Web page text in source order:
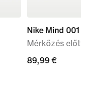
Nike Mind 001
Mérkőzés előtti
89,99
89,99 €